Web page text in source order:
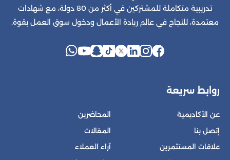
تدريبية متكاملة للمشتركين في أكثر من 80 دولة، مع شهادات
معتمدة، للنجاح في عالم ريادة الأعمال ودخول سوق العمل بقوة.
روابط سريعة
عن الأكاديمية
إتصل بنا
علاقات المستثمرين
المحاضرين
المقالات
آراء العملاء